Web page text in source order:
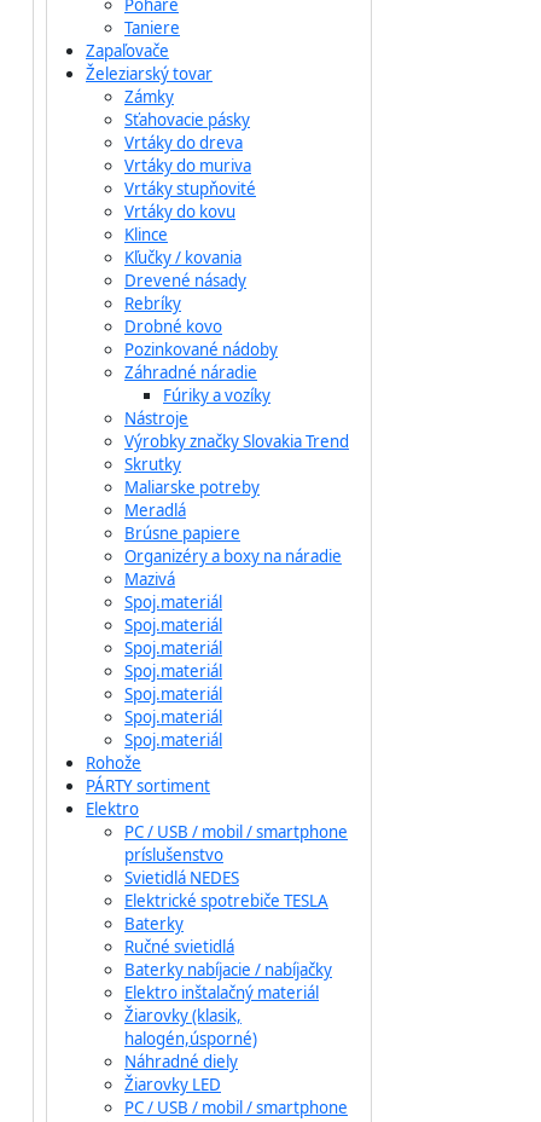
Poháre
Taniere
Zapaľovače
Železiarský tovar
Zámky
Sťahovacie pásky
Vrtáky do dreva
Vrtáky do muriva
Vrtáky stupňovité
Vrtáky do kovu
Klince
Kľučky / kovania
Drevené násady
Rebríky
Drobné kovo
Pozinkované nádoby
Záhradné náradie
Fúriky a vozíky
Nástroje
Výrobky značky Slovakia Trend
Skrutky
Maliarske potreby
Meradlá
Brúsne papiere
Organizéry a boxy na náradie
Mazivá
Spoj.materiál
Spoj.materiál
Spoj.materiál
Spoj.materiál
Spoj.materiál
Spoj.materiál
Spoj.materiál
Rohože
PÁRTY sortiment
Elektro
PC / USB / mobil / smartphone
príslušenstvo
Svietidlá NEDES
Elektrické spotrebiče TESLA
Baterky
Ručné svietidlá
Baterky nabíjacie / nabíjačky
Elektro inštalačný materiál
Žiarovky (klasik,
halogén,úsporné)
Náhradné diely
Žiarovky LED
PC / USB / mobil / smartphone